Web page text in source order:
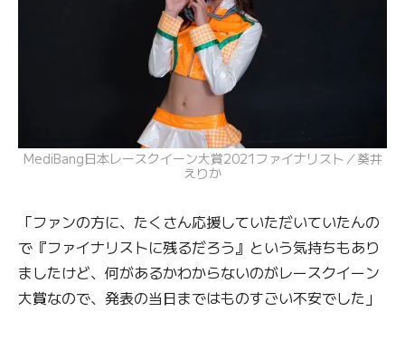
MediBang日本レースクイーン大賞2021ファイナリスト／葵井
えりか
「ファンの方に、たくさん応援していただいていたんの
で『ファイナリストに残るだろう』という気持ちもあり
ましたけど、何があるかわからないのがレースクイーン
大賞なので、発表の当日まではものすごい不安でした」